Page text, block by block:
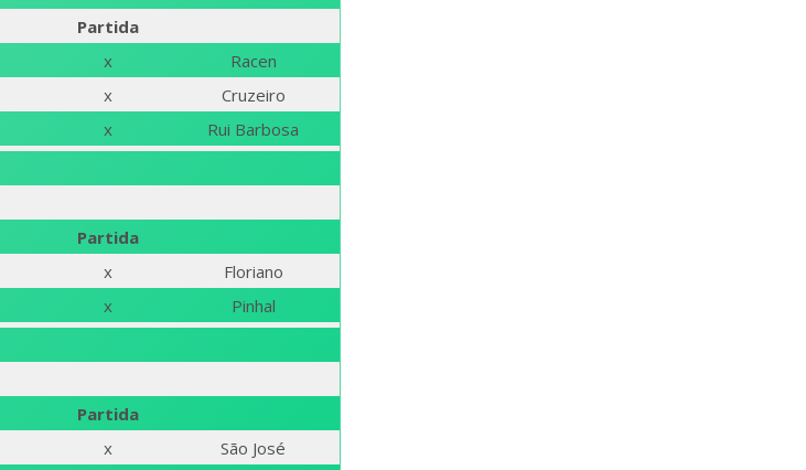
Partida
x
Racen
x
Cruzeiro
x
Rui Barbosa
Partida
x
Floriano
x
Pinhal
Partida
x
São José